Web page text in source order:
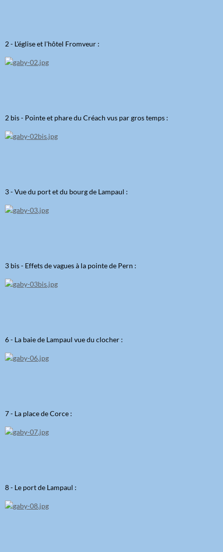
2 - L'église et l'hôtel Fromveur :
2 bis - Pointe et phare du Créach vus par gros temps :
3 - Vue du port et du bourg de Lampaul :
3 bis - Effets de vagues à la pointe de Pern :
6 - La baie de Lampaul vue du clocher :
7 - La place de Corce :
8 - Le port de Lampaul :